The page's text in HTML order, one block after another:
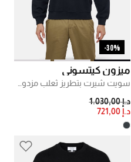
30%-
ميزون كيتسوني
PRICE REDUCED FROM
د.إ 1.030,00
TO
د.إ 721,00